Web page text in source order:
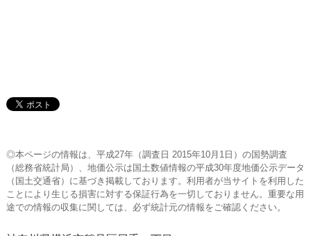
◎本ページの情報は、平成27年（調査日 2015年10月1日）の国勢調査
（総務省統計局）、地価公示は国土数値情報の平成30年度地価公示データ
（国土交通省）に基づき掲載しております。利用者が当サイトを利用した
ことにより生じる損害に対する保証行為を一切しておりません。重要な用
途での情報の収集に関しては、必ず統計元の情報をご確認ください。